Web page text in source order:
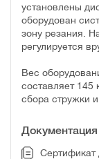
установлены
оборудован
зону резания.
регулируется
Вес
составляет 145
сбора стружки
Документация
Сертификат